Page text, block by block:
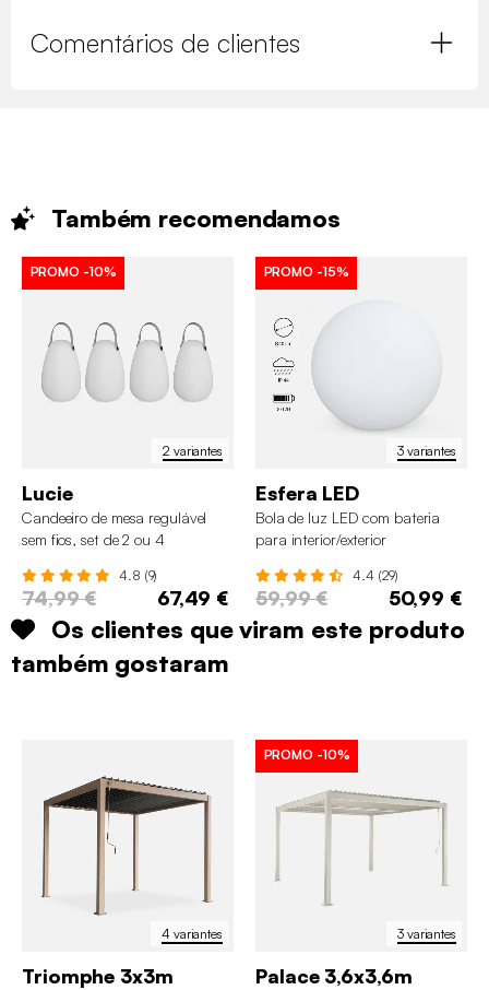
Comentários de clientes
Também recomendamos
2 variantes
PROMO -10%
Lucie
Candeeiro de mesa regulável
sem fios, set de 2 ou 4
4.8 (9)
74,99 € 67,49 €
3 variantes
PROMO -15%
Esfera LED
Bola de luz LED com bateria
para interior/exterior
4.4 (29)
59,99 € 50,99 €
Os clientes que viram este produto
também gostaram
4 variantes
Triomphe 3x3m
3 variantes
PROMO -10%
Palace 3,6x3,6m